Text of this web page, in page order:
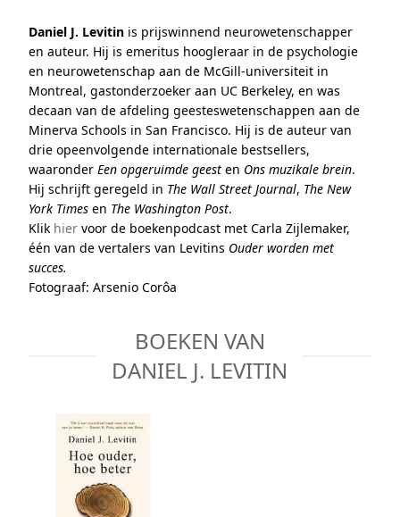
Daniel J. Levitin is prijswinnend neurowetenschapper
en auteur. Hij is emeritus hoogleraar in de psychologie
en neurowetenschap aan de McGill-universiteit in
Montreal, gastonderzoeker aan UC Berkeley, en was
decaan van de afdeling geesteswetenschappen aan de
Minerva Schools in San Francisco. Hij is de auteur van
drie opeenvolgende internationale bestsellers,
waaronder Een opgeruimde geest en Ons muzikale brein.
Hij schrijft geregeld in The Wall Street Journal, The New
York Times en The Washington Post.
Klik hier voor de boekenpodcast met Carla Zijlemaker,
één van de vertalers van Levitins Ouder worden met
succes.
Fotograaf: Arsenio Corôa
BOEKEN VAN
DANIEL J. LEVITIN